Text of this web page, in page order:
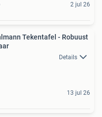
2 jul 26
Tekentafel - Robuust
Details
13 jul 26